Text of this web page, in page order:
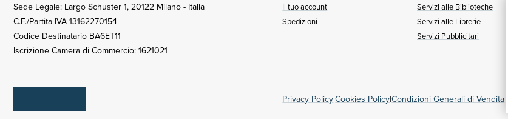
Sede Legale: Largo Schuster 1, 20122 Milano - Italia
C.F./Partita IVA 13162270154
Codice Destinatario BA6ET11
Iscrizione Camera di Commercio: 1621021
Il tuo account
Spedizioni
Servizi alle Biblioteche
Servizi alle Librerie
Servizi Pubblicitari
Privacy Policy|Cookies Policy|Condizioni Generali di Vendita